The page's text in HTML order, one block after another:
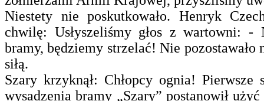
Niestety nie poskutkowało. Henryk
chwilę: Usłyszeliśmy głos z wartowni: -
bramy, będziemy strzelać! Nie
siłą.
Szary krzyknął: Chłopcy ognia! Pierwsze
wysadzenia bramy „Szary” postanowił